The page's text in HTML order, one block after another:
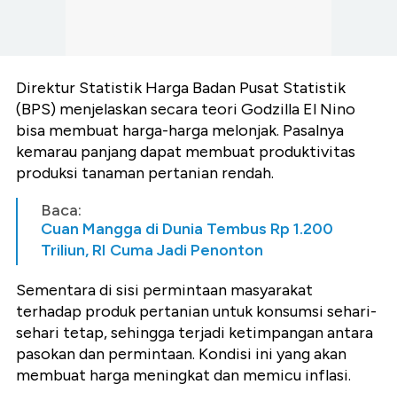
‎Direktur Statistik Harga Badan Pusat Statistik
(BPS) menjelaskan secara teori Godzilla El Nino
bisa membuat harga-harga melonjak. Pasalnya
kemarau panjang dapat membuat produktivitas
produksi tanaman pertanian rendah.
Baca:
Cuan Mangga di Dunia Tembus Rp 1.200
Triliun, RI Cuma Jadi Penonton
‎Sementara di sisi permintaan masyarakat
terhadap produk pertanian untuk konsumsi sehari-
sehari tetap, sehingga terjadi ketimpangan antara
pasokan dan permintaan. Kondisi ini yang akan
membuat harga meningkat dan memicu inflasi.